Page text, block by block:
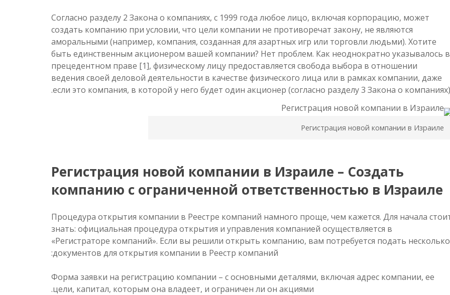
Согласно разделу 2 Закона о компаниях, с 1999 года любое лицо, включая корпорацию, может
создать компанию при условии, что цели компании не противоречат закону, не являются
аморальными (например, компания, созданная для азартных игр или торговли людьми). Хотите
быть единственным акционером вашей компании? Нет проблем. Как неоднократно указывалось в
прецедентном праве [1], физическому лицу предоставляется свобода выбора в отношении
ведения своей деловой деятельности в качестве физического лица или в рамках компании, даже
если это компания, в которой у него будет один акционер (согласно разделу 3 Закона о компаниях).
Регистрация новой компании в Израиле
Регистрация новой компании в Израиле – Создать
компанию с ограниченной ответственностью в Израиле
Процедура открытия компании в Реестре компаний намного проще, чем кажется. Для начала
знать: официальная процедура открытия и управления компанией осуществляется в
«Регистраторе компаний». Если вы решили открыть компанию, вам потребуется подать несколько
документов для открытия компании в Реестр компаний:
Форма заявки на регистрацию компании – с основными деталями, включая адрес компании, ее
цели, капитал, которым она владеет, и ограничен ли он акциями.